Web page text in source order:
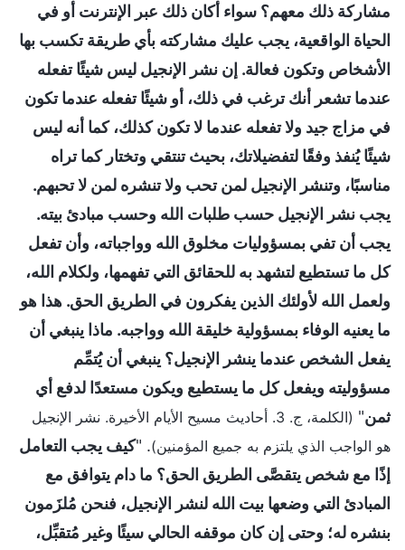
مشاركة ذلك معهم؟ سواء أكان ذلك عبر الإنترنت أو في
الحياة الواقعية، يجب عليك مشاركته بأي طريقة تكسب بها
الأشخاص وتكون فعالة. إن نشر الإنجيل ليس شيئًا تفعله
عندما تشعر أنك ترغب في ذلك، أو شيئًا تفعله عندما تكون
في مزاج جيد ولا تفعله عندما لا تكون كذلك، كما أنه ليس
شيئًا يُنفذ وفقًا لتفضيلاتك، بحيث تنتقي وتختار كما تراه
مناسبًا، وتنشر الإنجيل لمن تحب ولا تنشره لمن لا تحبهم.
يجب نشر الإنجيل حسب طلبات الله وحسب مبادئ بيته.
يجب أن تفي بمسؤوليات مخلوق الله وواجباته، وأن تفعل
كل ما تستطيع لتشهد به للحقائق التي تفهمها، ولكلام الله،
ولعمل الله لأولئك الذين يفكرون في الطريق الحق. هذا هو
ما يعنيه الوفاء بمسؤولية خليقة الله وواجبه. ماذا ينبغي أن
يفعل الشخص عندما ينشر الإنجيل؟ ينبغي أن يُتمِّم
مسؤوليته ويفعل كل ما يستطيع ويكون مستعدًا لدفع أي
ثمن"
(الكلمة، ج. 3. أحاديث مسيح الأيام الأخيرة. نشر الإنجيل
هو الواجب الذي يلتزم به جميع المؤمنين). "كيف يجب التعامل
إذًا مع شخص يتقصَّى الطريق الحق؟ ما دام يتوافق مع
المبادئ التي وضعها بيت الله لنشر الإنجيل، فنحن مُلزَمون
بنشره له؛ وحتى إن كان موقفه الحالي سيئًا وغير مُتقبِّل،